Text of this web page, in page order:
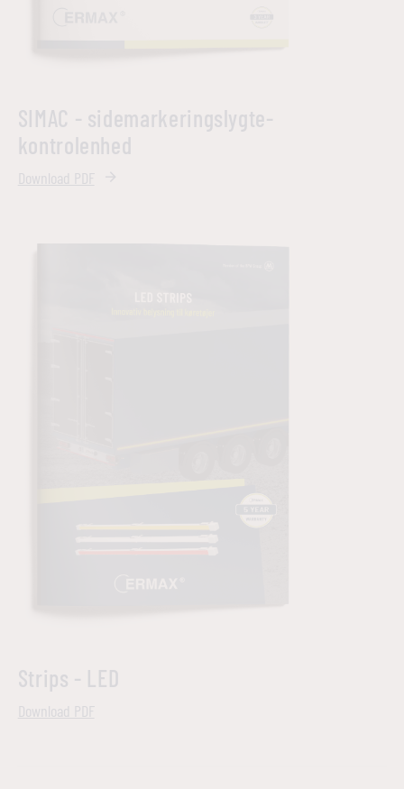
SIMAC - sidemarkeringslygte-
kontrolenhed
Download PDF
Strips - LED
Download PDF